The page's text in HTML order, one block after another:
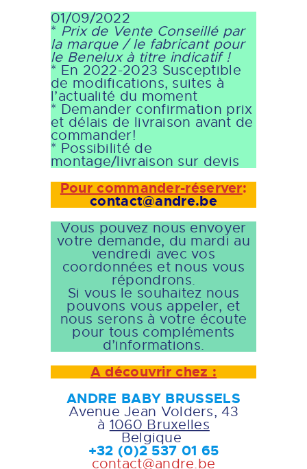
01/09/2022
* Prix de Vente Conseillé par
la marque / le fabricantpour
le Benelux à titre indicatif !
* En 2022-2023 Susceptible
de modifications, suites à
l’actualité du moment
* Demander confirmation prix
et délais de livraison avant de
commander!
* Possibilité de
montage/livraison sur devis
Pour commander-réserver:
contact@andre.be
Vous pouvez nous envoyer
votre demande, du mardi au
vendredi avec vos
coordonnées et nous vous
répondrons.
Si vous le souhaitez nous
pouvons vous appeler, et
nous serons à votre écoute
pour tous compléments
d’informations.
A découvrir chez :
ANDRE BABY BRUSSELS
Avenue Jean Volders, 43
à 1060 Bruxelles
Belgique
+32 (0)2 537 01 65
contact@andre.be